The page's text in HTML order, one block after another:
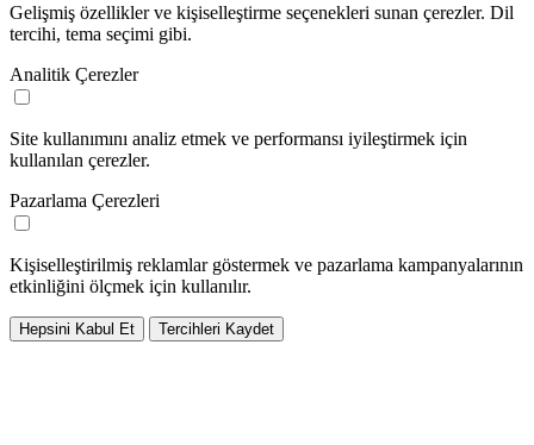
Gelişmiş özellikler ve kişiselleştirme seçenekleri sunan çerezler. Dil
tercihi, tema seçimi gibi.
Analitik Çerezler
Site kullanımını analiz etmek ve performansı iyileştirmek için
kullanılan çerezler.
Pazarlama Çerezleri
Kişiselleştirilmiş reklamlar göstermek ve pazarlama kampanyalarının
etkinliğini ölçmek için kullanılır.
Hepsini Kabul Et Tercihleri Kaydet